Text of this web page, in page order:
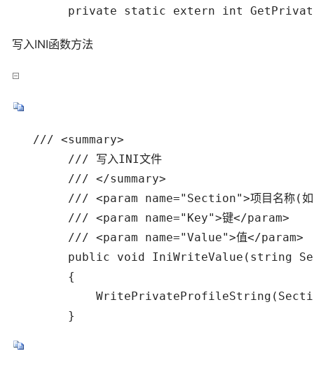
private static extern int
写入INI函数方法
   /// <summary>
        /// 写入INI文件
        /// </summary>
/// <param name="Section">项目名称
        /// <param name="Key">键</param>
        /// <param name="Value">值</param>
public void IniWriteValue(string
        {
        }